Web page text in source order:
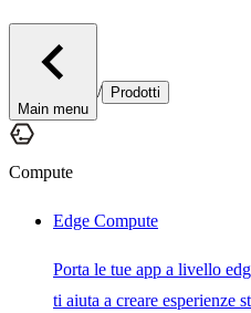
Main menu
/ Prodotti
Compute
Edge Compute
Porta le tue app a livello
ti aiuta a creare esperienze